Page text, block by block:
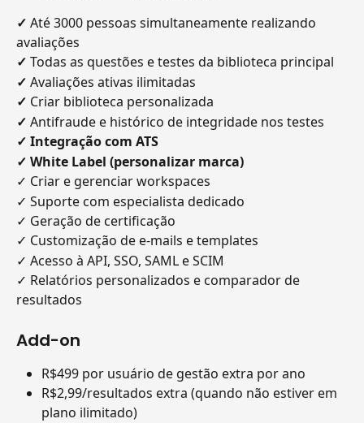
✓ Até 3000 pessoas simultaneamente realizando
avaliações
✓ Todas as questões e testes da biblioteca principal
✓ Avaliações ativas ilimitadas
✓ Criar biblioteca personalizada
✓ Antifraude e histórico de integridade nos testes
✓ Integração com ATS
✓ White Label (personalizar marca)
✓ Criar e gerenciar workspaces
✓ Suporte com especialista dedicado
✓ Geração de certificação
✓ Customização de e-mails e templates
✓ Acesso à API, SSO, SAML e SCIM
✓ Relatórios personalizados e comparador de
resultados
Add-on
R$499 por usuário de gestão extra por ano
R$2,99/resultados extra (quando não estiver em
plano ilimitado)